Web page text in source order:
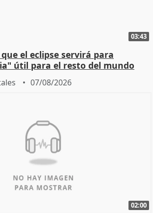
03:43
el eclipse servirá para
útil para el resto del mundo
07/08/2026
02:00